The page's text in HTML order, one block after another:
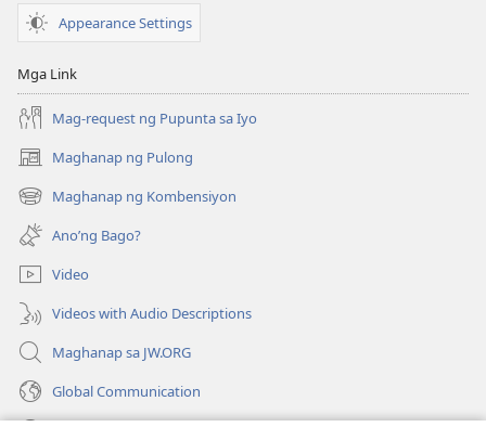
Appearance Settings
Mga Link
Mag-request ng Pupunta sa Iyo
Maghanap ng Pulong
(may
bubukas
na
bagong
window)
Maghanap ng Kombensiyon
(may
bubukas
na
bagong
window)
Ano’ng Bago?
Video
Videos with Audio Descriptions
Maghanap sa JW.ORG
Global Communication